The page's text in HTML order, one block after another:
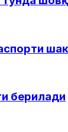
берилади